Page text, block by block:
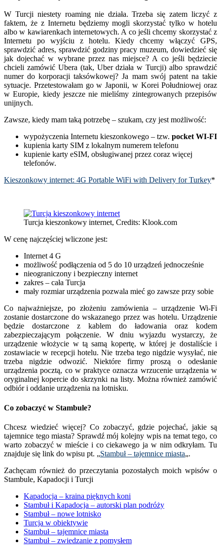
W Turcji niestety roaming nie działa. Trzeba się zatem liczyć z
faktem, że z Internetu będziemy mogli skorzystać tylko w hotelu
albo w kawiarenkach internetowych. A co jeśli chcemy skorzystać z
Internetu po wyjściu z hotelu. Kiedy chcemy włączyć GPS,
sprawdzić adres, sprawdzić godziny pracy muzeum, dowiedzieć się
jak dojechać w wybrane przez nas miejsce? A co jeśli będziecie
chcieli zamówić Ubera (tak, Uber działa w Turcji) albo sprawdzić
numer do korporacji taksówkowej? Ja mam swój patent na takie
sytuacje. Przetestowałam go w Japonii, w Korei Południowej oraz
w Europie, kiedy jeszcze nie mieliśmy zintegrowanych przepisów
unijnych.
Zawsze, kiedy mam taką potrzebę – szukam, czy jest możliwość:
wypożyczenia Internetu kieszonkowego – tzw. pocket WI-FI
kupienia karty SIM z lokalnym numerem telefonu
kupienie karty eSIM, obsługiwanej przez coraz więcej
telefonów.
Kieszonkowy internet: 4G Portable WiFi with Delivery for Turkey*
Turcja kieszonkowy internet, Credits: Klook.com
W cenę najczęściej wliczone jest:
Internet 4 G
możliwość podłączenia od 5 do 10 urządzeń jednocześnie
nieograniczony i bezpieczny internet
zakres – cała Turcja
mały rozmiar urządzenia pozwala mieć go zawsze przy sobie
Co najważniejsze, po złożeniu zamówienia – urządzenie Wi-Fi
zostanie dostarczone do wskazanego przez was hotelu. Urządzenie
będzie dostarczone z kablem do ładowania oraz kodem
zabezpieczającym połączenie. W dniu wyjazdu wystarczy, że
urządzenie włożycie w tą samą kopertę, w której je dostaliście i
zostawiacie w recepcji hotelu. Nie trzeba tego nigdzie wysyłać, nie
trzeba nigdzie odwozić. Niektóre firmy proszą o odesłanie
urządzenia pocztą, co w praktyce oznacza wrzucenie urządzenia w
oryginalnej kopercie do skrzynki na listy. Można również zamówić
odbiór i oddanie urządzenia na lotnisku.
Co zobaczyć w Stambule?
Chcesz wiedzieć więcej? Co zobaczyć, gdzie pojechać, jakie są
tajemnice tego miasta? Sprawdź mój kolejny wpis na temat tego, co
warto zobaczyć w mieście i co ciekawego ja w nim odkryłam. Tu
znajduje się link do wpisu pt. „Stambuł – tajemnice miasta„.
Zachęcam również do przeczytania pozostałych moich wpisów o
Stambule, Kapadocji i Turcji
Kapadocja – kraina pięknych koni
Stambuł i Kapadocja – autorski plan podróży
Stambuł – nowe lotnisko
Turcja w obiektywie
Stambuł – tajemnice miasta
Stambuł – zwiedzanie z pomysłem